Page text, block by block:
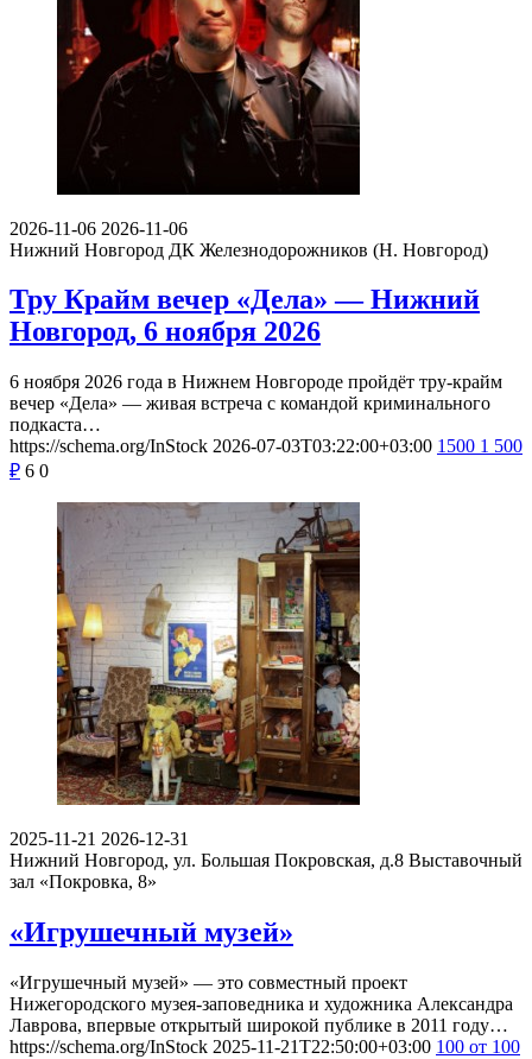
2026-11-06 2026-11-06
Нижний Новгород ДК Железнодорожников (Н. Новгород)
Тру Крайм вечер «Дела» — Нижний
Новгород, 6 ноября 2026
6 ноября 2026 года в Нижнем Новгороде пройдёт тру-крайм
вечер «Дела» — живая встреча с командой криминального
подкаста…
https://schema.org/InStock 2026-07-03T03:22:00+03:00 1500 1 500
₽ 6 0
2025-11-21 2026-12-31
Нижний Новгород, ул. Большая Покровская, д.8 Выставочный
зал «Покровка, 8»
«Игрушечный музей»
«Игрушечный музей» — это совместный проект
Нижегородского музея-заповедника и художника Александра
Лаврова, впервые открытый широкой публике в 2011 году…
https://schema.org/InStock 2025-11-21T22:50:00+03:00 100 от 100